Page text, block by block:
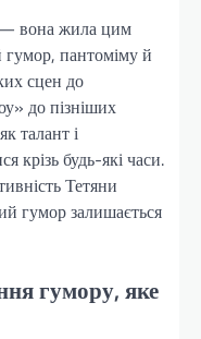
— вона жила цим
пантоміму й
сцен до
до пізніших
талант і
крізь будь-які часи.
Тетяни
гумор залишається
гумору, яке